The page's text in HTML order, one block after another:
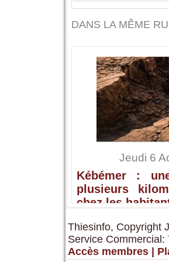
DANS LA MÊME
Jeudi 6
Kébémer :
plusieurs
chez les
Thiesinfo, Copyright
Service
Accès membres